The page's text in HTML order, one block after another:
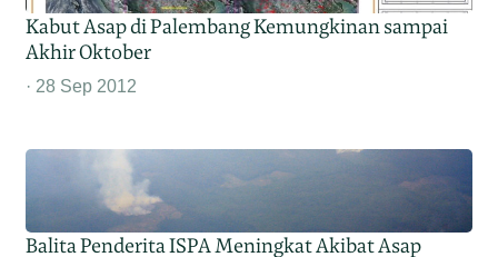
Kabut Asap di Palembang Kemungkinan sampai
Akhir Oktober
28 Sep 2012
Balita Penderita ISPA Meningkat Akibat Asap